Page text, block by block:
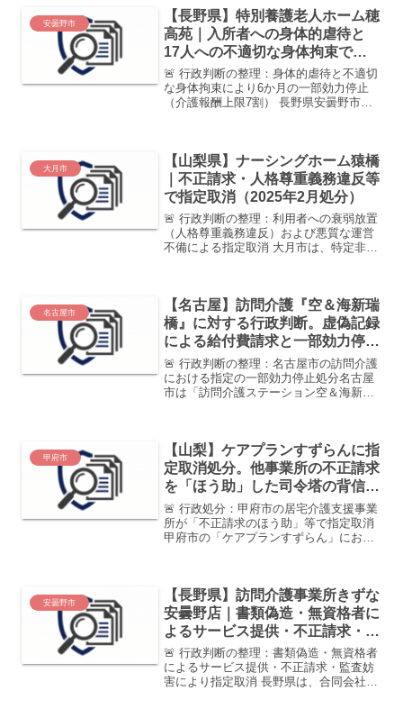
安曇野市
【長野県】特別養護老人ホーム穂
高苑｜入所者への身体的虐待と
17人への不適切な身体拘束で一
部効力停止（2026年3月処分）
🚨 行政判断の整理：身体的虐待と不適切
な身体拘束により6か月の一部効力停止
（介護報酬上限7割） 長野県安曇野市
基づく指定の一部...
大月市
【山梨県】ナーシングホーム猿橋
｜不正請求・人格尊重義務違反等
で指定取消（2025年2月処分）
🚨 行政判断の整理：利用者への衰弱放置
（人格尊重義務違反）および悪質な運営
不備による指定取消 大月市は、特定非営
消処分（2025年3月...
名古屋市
【名古屋】訪問介護『空＆海新瑞
橋』に対する行政判断。虚偽記録
による給付費請求と一部効力停止
【愛知県】
🚨 行政判断の整理：名古屋市の訪問介護
における指定の一部効力停止処分名古屋
市は「訪問介護ステーション空＆海新瑞
性が保たれていなかった...
甲府市
【山梨】ケアプランすずらんに指
定取消処分。他事業所の不正請求
を「ほう助」した司令塔の背信行
為
🚨 行政処分：甲府市の居宅介護支援事業
所が「不正請求のほう助」等で指定取消
甲府市の「ケアプランすずらん」におい
（手助け）」していたとい...
安曇野市
【長野県】訪問介護事業所きずな
安曇野店｜書類偽造・無資格者に
よるサービス提供・不正請求・監
査妨害で指定取消（2026年3月処
分）
🚨 行政判断の整理：書類偽造・無資格者
によるサービス提供・不正請求・監査妨
害により指定取消 長野県は、合同会社き